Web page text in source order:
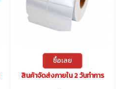
ซื้อเลย
สินค้าจัดส่งภายใน 2 วันทำการ